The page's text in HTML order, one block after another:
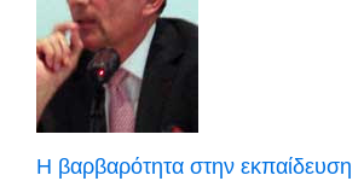
Η βαρβαρότητα στην εκπαίδευση